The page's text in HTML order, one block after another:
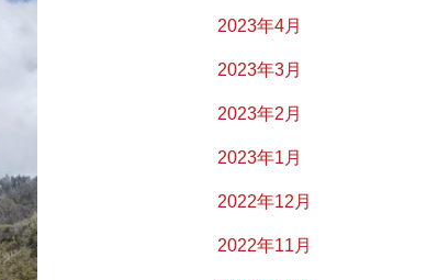
2023年4月
2023年3月
2023年2月
2023年1月
2022年12月
2022年11月